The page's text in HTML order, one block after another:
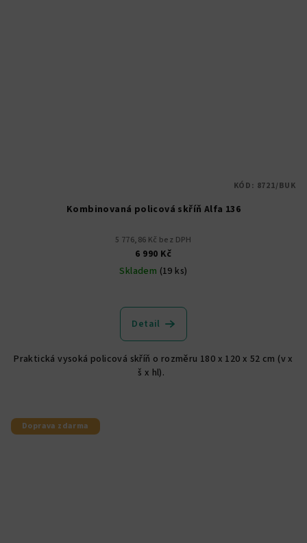
Kombinovaná policová skříň Alfa 136
5 776,86 Kč bez DPH
6 990 Kč
Skladem (19 ks)
Detail
Praktická vysoká policová skříň o rozměru 180 x 120 x 52 cm (v x
š x hl).
KÓD: 8721/BUK
Doprava zdarma